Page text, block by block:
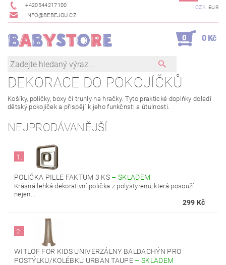
+420544217100
INFO@BEBEJOU.CZ
CZK EUR
0 0 Kč
DEKORACE DO POKOJÍČKŮ
Košíky, poličky, boxy či truhly na hračky. Tyto praktické doplňky doladí
dětský pokojíček a přispějí k jeho funkčnsti a útulnosti.
NEJPRODÁVANĚJŠÍ
1.
POLIČKA PILLE FAKTUM 3 KS –SKLADEM
Krásná lehká dekorativní polička z polystyrenu, která posouží
nejen...
299 Kč
2.
WITLOF FOR KIDS UNIVERZÁLNY BALDACHÝN PRO
POSTÝLKU/KOLÉBKU URBAN TAUPE –SKLADEM